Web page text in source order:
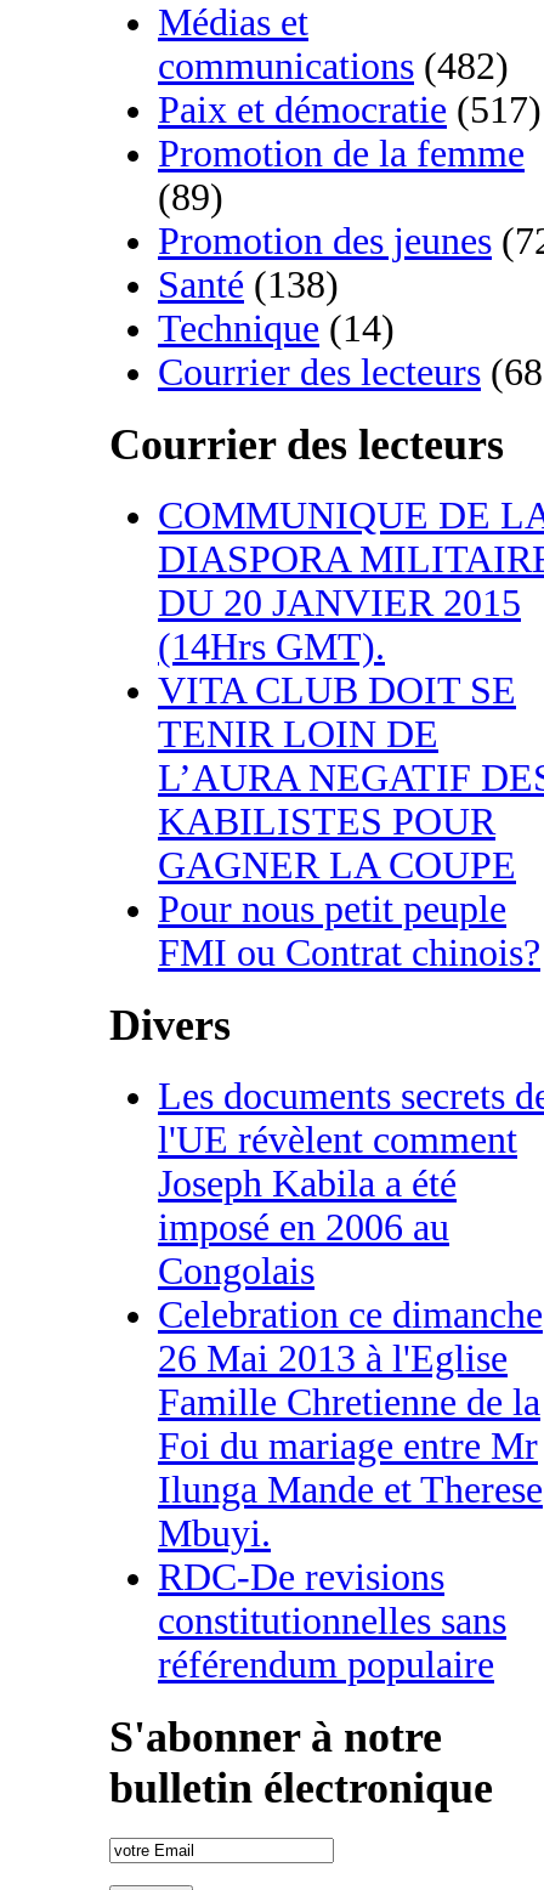
Médias et
communications (482)
Paix et démocratie (517)
Promotion de la femme
(89)
Promotion des jeunes
Santé (138)
Technique (14)
Courrier des lecteurs
Courrier des lecteurs
COMMUNIQUE DE
DIASPORA
DU 20 JANVIER 2015
(14Hrs GMT).
VITA CLUB DOIT SE
TENIR LOIN DE
L’AURA NEGATIF
KABILISTES POUR
GAGNER LA COUPE
Pour nous petit peuple
FMI ou Contrat chinois?
Divers
Les documents secrets
l'UE révèlent comment
Joseph Kabila a été
imposé en 2006 au
Congolais
Celebration ce dimanche
26 Mai 2013 à l'Eglise
Famille Chretienne de la
Foi du mariage entre Mr
Ilunga Mande et Therese
Mbuyi.
RDC-De revisions
constitutionnelles sans
référendum populaire
S'abonner à notre
bulletin électronique